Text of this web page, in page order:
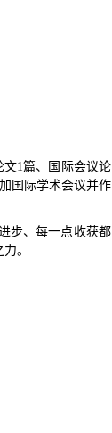
文1篇、国际会议论
国际学术会议并作
步、每一点收获都
。